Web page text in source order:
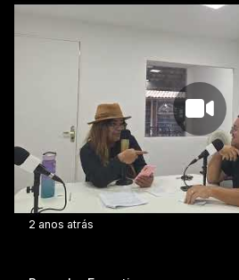
2 anos atrás